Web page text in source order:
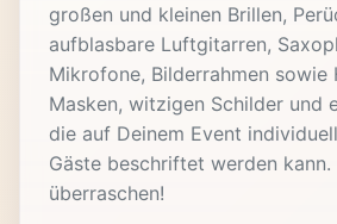
großen und kleinen Brillen,
aufblasbare Luftgitarren,
Mikrofone, Bilderrahmen sowie
Masken, witzigen Schilder und
die auf Deinem Event
Gäste beschriftet werden kann.
überraschen!